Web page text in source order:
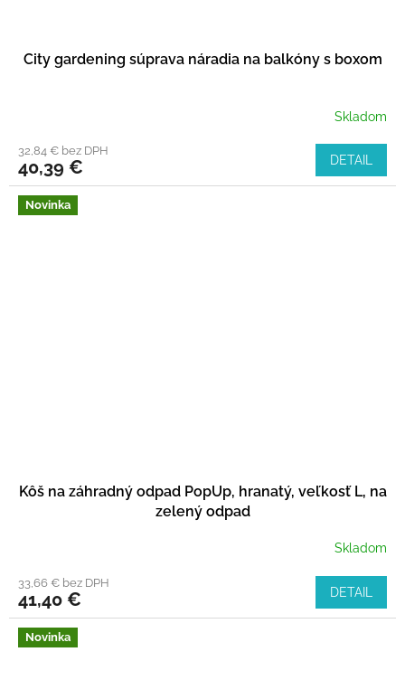
City gardening súprava náradia na balkóny s boxom
Skladom
32,84 € bez DPH
40,39 € DETAIL
Novinka
Kôš na záhradný odpad PopUp, hranatý, veľkosť L, na
zelený odpad
Skladom
33,66 € bez DPH
41,40 € DETAIL
Novinka